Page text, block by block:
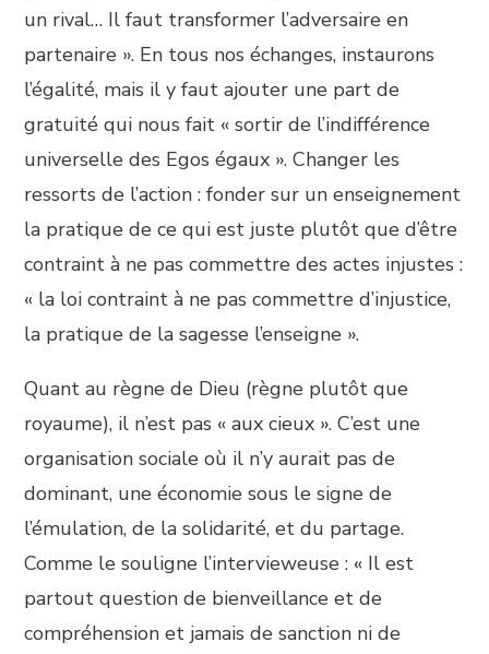
un rival… Il faut transformer l’adversaire en
partenaire ». En tous nos échanges, instaurons
l’égalité, mais il y faut ajouter une part de
gratuité qui nous fait « sortir de l’indifférence
universelle des Egos égaux ». Changer les
ressorts de l’action : fonder sur un enseignement
la pratique de ce qui est juste plutôt que d’être
contraint à ne pas commettre des actes injustes :
« la loi contraint à ne pas commettre d’injustice,
la pratique de la sagesse l’enseigne ».
Quant au règne de Dieu (règne plutôt que
royaume), il n’est pas « aux cieux ». C’est une
organisation sociale où il n’y aurait pas de
dominant, une économie sous le signe de
l’émulation, de la solidarité, et du partage.
Comme le souligne l’intervieweuse : « Il est
partout question de bienveillance et de
compréhension et jamais de sanction ni de